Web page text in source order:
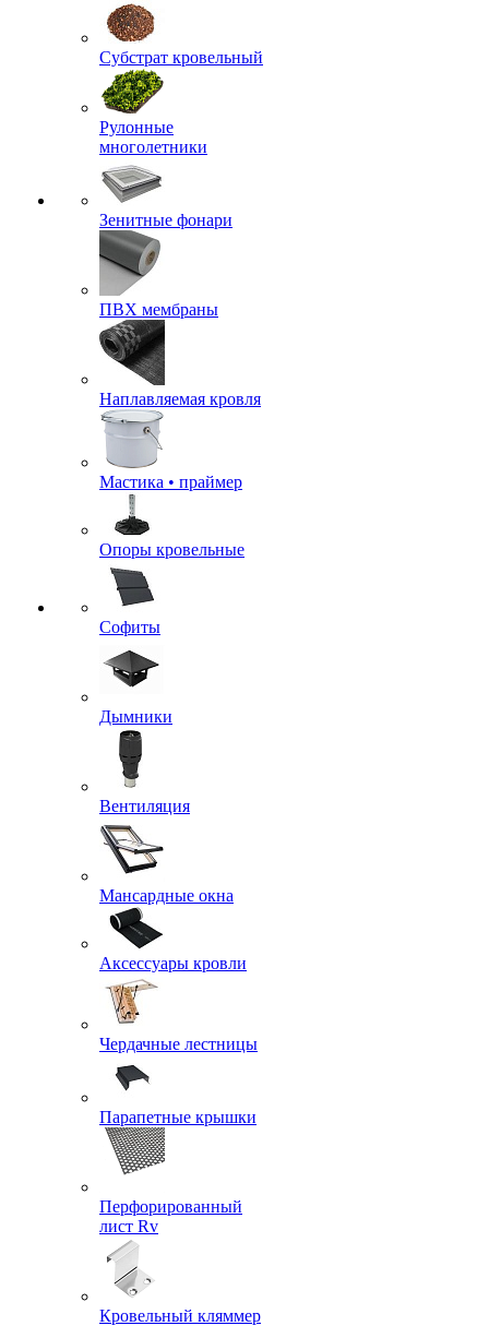
Субстрат кровельный
Рулонные
многолетники
Зенитные фонари
ПВХ мембраны
Наплавляемая кровля
Мастика • праймер
Опоры кровельные
Софиты
Дымники
Вентиляция
Мансардные окна
Аксессуары кровли
Чердачные лестницы
Парапетные крышки
Перфорированный
лист Rv
Кровельный кляммер